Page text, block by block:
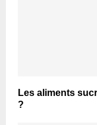
Les aliments
?